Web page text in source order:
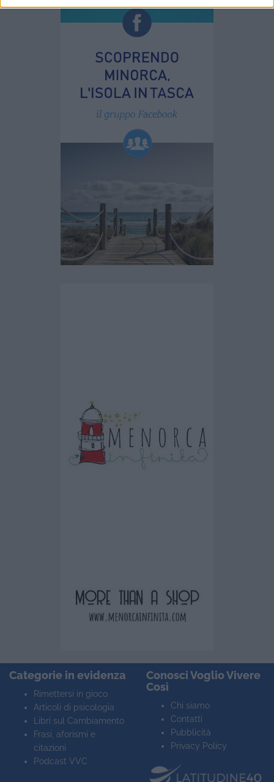
Categorie in evidenza
Rimettersi in gioco
Articoli di psicologia
Libri sul Cambiamento
Frasi, aforismi e
citazioni
Podcast VVC
Conosci Voglio Vivere
Così
Chi siamo
Contatti
Pubblicità
Privacy Policy